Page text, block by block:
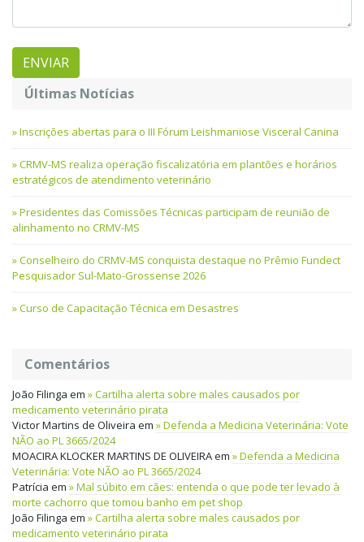
Últimas Notícias
Inscrições abertas para o III Fórum Leishmaniose Visceral Canina
CRMV-MS realiza operação fiscalizatória em plantões e horários
estratégicos de atendimento veterinário
Presidentes das Comissões Técnicas participam de reunião de
alinhamento no CRMV-MS
Conselheiro do CRMV-MS conquista destaque no Prêmio Fundect
Pesquisador Sul-Mato-Grossense 2026
Curso de Capacitação Técnica em Desastres
Comentários
João Filinga em
Cartilha alerta sobre males causados por
medicamento veterinário pirata
Victor Martins de Oliveira em
Defenda a Medicina Veterinária: Vote
NÃO ao PL 3665/2024
MOACIRA KLOCKER MARTINS DE OLIVEIRAem
Defenda a Medicina
Veterinária: Vote NÃO ao PL 3665/2024
Patrícia em
Mal súbito em cães: entenda o que pode ter levado à
morte cachorro que tomou banho em pet shop
João Filinga em
Cartilha alerta sobre males causados por
medicamento veterinário pirata